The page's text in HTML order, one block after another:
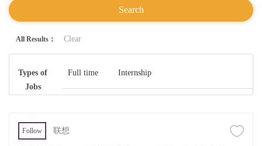
All Results： Clear
Types of
Jobs
Full time Internship
Follow 联想